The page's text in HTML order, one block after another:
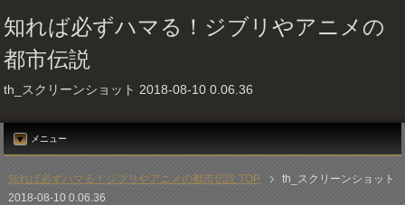
知れば必ずハマる！ジブリやアニメの
都市伝説
th_スクリーンショット 2018-08-10 0.06.36
メニュー
知れば必ずハマる！ジブリやアニメの都市伝説 TOP
th_スクリーンショット
2018-08-10 0.06.36